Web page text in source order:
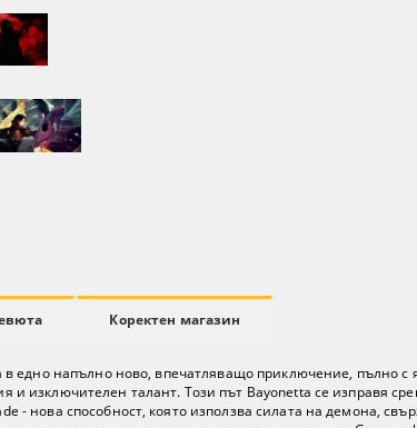
Коректен магазин
едно напълно ново, впечатляващо приключение, пълно
и изключителен талант. Този път Bayonetta се изправя
- нова способност, която използва силата на демона,